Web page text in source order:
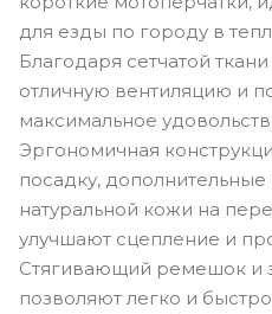
для езды по городу в
Благодаря сетчатой
отличную вентиляцию и
максимальное
Эргономичная
посадку, дополнительные
натуральной кожи на
улучшают сцепление и
Стягивающий ремешок и
позволяют легко и